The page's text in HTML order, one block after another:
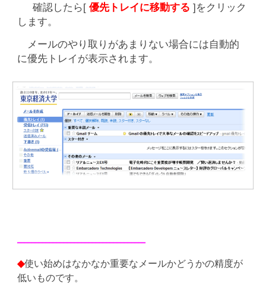
確認したら[優先トレイに移動する ]をクリック
します。
メールのやり取りがあまりない場合には自動的
に優先トレイが表示されます。
━━━━━━━━━━━━━━━━━━━━━━━━━━━━━━━━━━━━
◆使い始めはなかなか重要なメールかどうかの精度が
低いものです。